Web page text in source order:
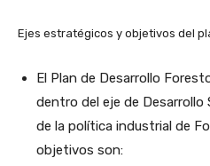
Ejes estratégicos y objetivos del
El Plan de Desarrollo
dentro del eje de Desarrollo
de la política industrial de
objetivos son: